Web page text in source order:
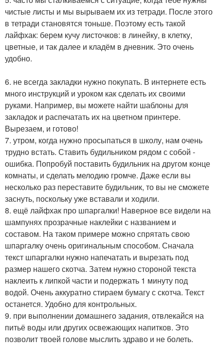
чистые листы и мы вырываем их из тетради. После этого
в тетради становятся тоньше. Поэтому есть такой
лайфхак: берем кучу листочков: в линейку, в клетку,
цветные, и так далее и кладём в дневник. Это очень
удобно.
6. не всегда закладки нужно покупать. В интернете есть
много инструкций и уроком как сделать их своими
руками. Например, вы можете найти шаблоны для
закладок и распечатать их на цветном принтере.
Вырезаем, и готово!
7. утром, когда нужно просыпаться в школу, нам очень
трудно встать. Ставить будильником рядом с собой -
ошибка. Попробуй поставить будильник на другом конце
комнаты, и сделать мелодию громче. Даже если вы
несколько раз переставите будильник, то вы не сможете
заснуть, поскольку уже вставали и ходили.
8. ещё лайфхак про шпаргалки! Наверное все видели на
шампунях прозрачные наклейки с названием и
составом. На таком примере можно спрятать свою
шпаргалку очень оригинальным способом. Сначала
текст шпаргалки нужно напечатать и вырезать под
размер нашего скотча. Затем нужно стороной текста
наклеить к липкой части и подержать 1 минуту под
водой. Очень аккуратно стираем бумагу с скотча. Текст
останется. Удобно для контрольных.
9. при выполнении домашнего задания, отвлекайся на
питьё воды или других освежающих напитков. Это
позволит твоей голове мыслить здраво и не болеть.